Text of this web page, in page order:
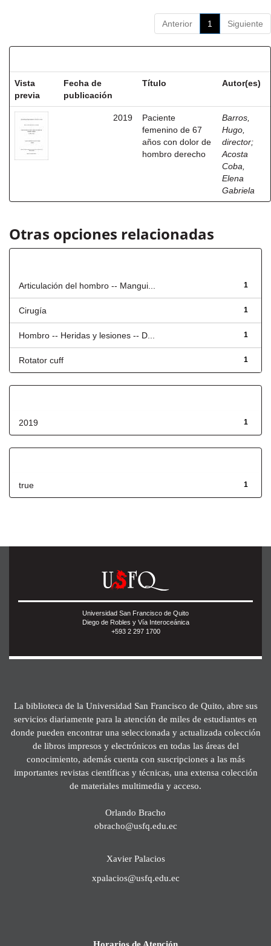
Anterior 1 Siguiente
Vista
previa
Fecha de
publicación
Título Autor(es)
2019
Paciente
femenino de 67
años con dolor de
hombro derecho
Barros,
Hugo,
director;
Acosta
Coba,
Elena
Gabriela
Otras opciones relacionadas
1
Articulación del hombro -- Mangui...
1
Cirugía
1
Hombro -- Heridas y lesiones -- D...
1
Rotator cuff
1
2019
1
true
Universidad San Francisco de Quito
Diego de Robles y Vía Interoceánica
+593 2 297 1700
La biblioteca de la Universidad San Francisco de Quito, abre sus
servicios diariamente para la atención de miles de estudiantes en
donde pueden encontrar una seleccionada y actualizada colección
de libros impresos y electrónicos en todas las áreas del
conocimiento, además cuenta con suscripciones a las más
importantes revistas científicas y técnicas, una extensa colección
de materiales multimedia y acceso.
Orlando Bracho
obracho@usfq.edu.ec
Xavier Palacios
xpalacios@usfq.edu.ec
Horarios de Atención